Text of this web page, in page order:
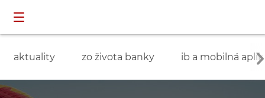
aktuality zo života banky ib a mobilná